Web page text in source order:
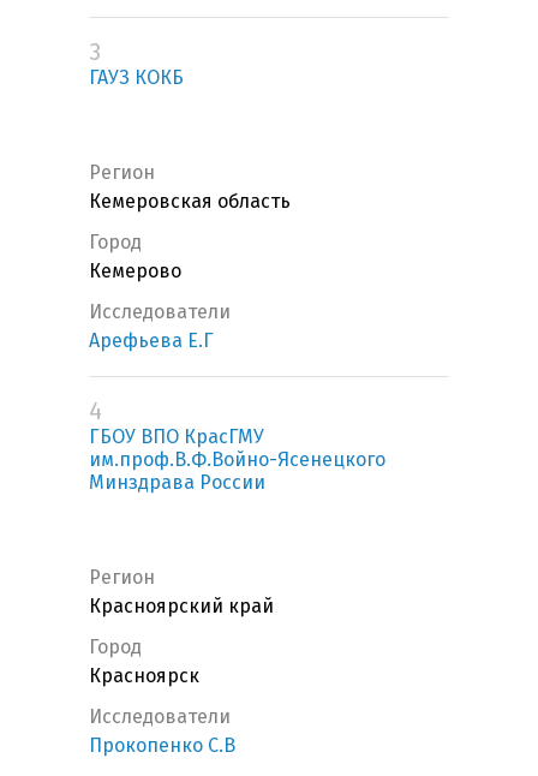
3
ГАУЗ КОКБ
Регион
Кемеровская область
Город
Кемерово
Исследователи
Арефьева Е.Г
4
ГБОУ ВПО КрасГМУ
им.проф.В.Ф.Войно-Ясенецкого
Минздрава России
Регион
Красноярский край
Город
Красноярск
Исследователи
Прокопенко С.В